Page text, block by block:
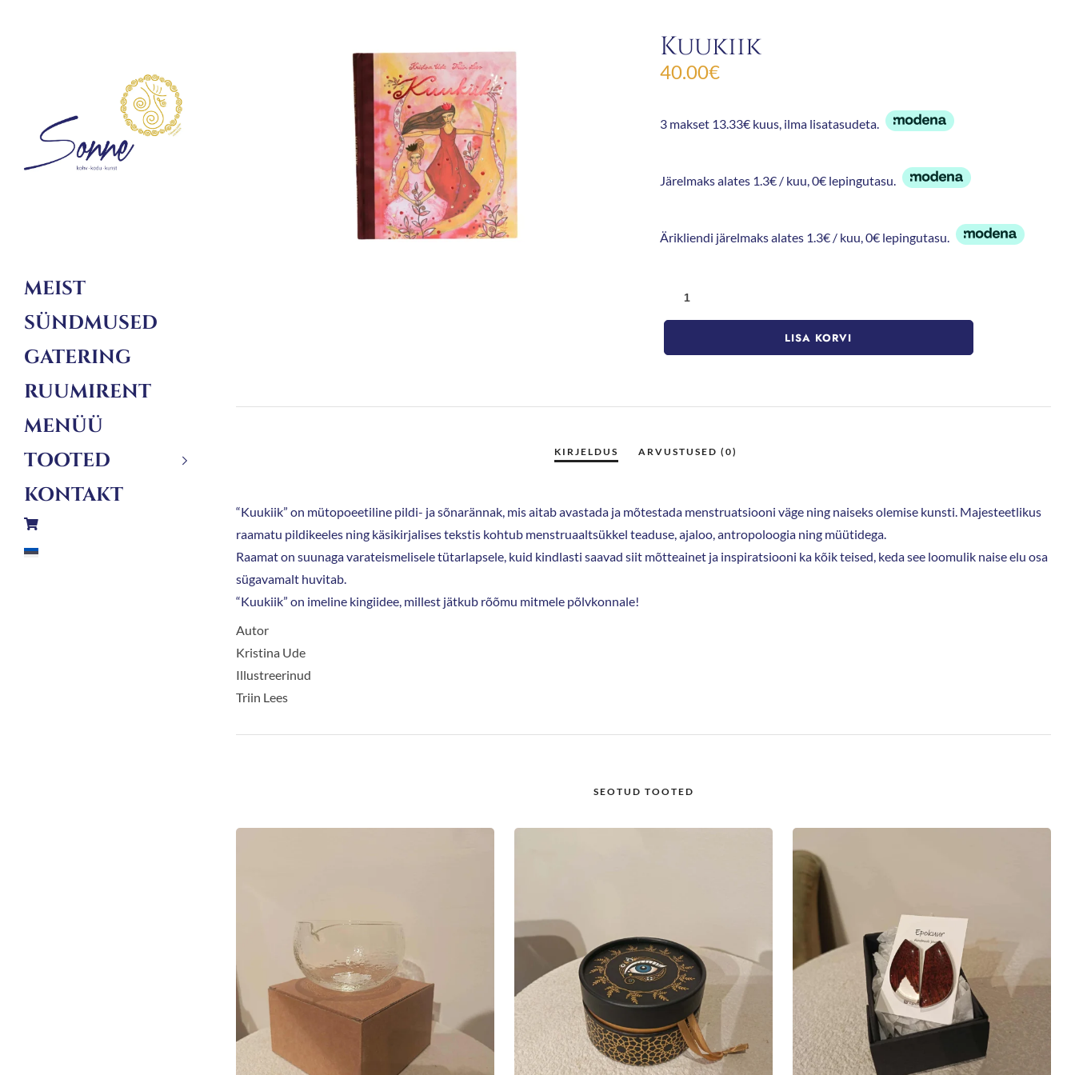
MEIST
SÜNDMUSED
GATERING
RUUMIRENT
MENÜÜ
TOOTED
KONTAKT
Kuukiik
40.00€
3 makset 13.33€ kuus, ilma lisatasudeta.
Järelmaks alates 1.3€ / kuu, 0€ lepingutasu.
Ärikliendi järelmaks alates 1.3€ / kuu, 0€ lepingutasu.
LISA KORVI
“Kuukiik” on mütopoeetiline pildi- ja sõnarännak, mis aitab avastada ja mõtestada menstruatsiooni väge ning naiseks olemise kunsti. Majesteetlikus
raamatu pildikeeles ning käsikirjalises tekstis kohtub menstruaaltsükkel teaduse, ajaloo, antropoloogia ning müütidega.
Raamat on suunaga varateismelisele tütarlapsele, kuid kindlasti saavad siit mõtteainet ja inspiratsiooni ka kõik teised, keda see loomulik naise elu osa
sügavamalt huvitab.
“Kuukiik” on imeline kingiidee, millest jätkub rõõmu mitmele põlvkonnale!
Autor
Kristina Ude
Illustreerinud
Triin Lees
SEOTUD TOOTED